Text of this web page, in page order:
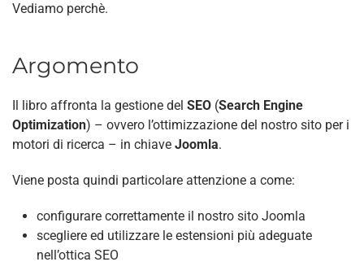
Vediamo perchè.
Argomento
Il libro affronta la gestione del SEO (Search Engine
Optimization) – ovvero l’ottimizzazione del nostro sito per i
motori di ricerca – in chiave Joomla.
Viene posta quindi particolare attenzione a come:
configurare correttamente il nostro sito Joomla
scegliere ed utilizzare le estensioni più adeguate
nell’ottica SEO